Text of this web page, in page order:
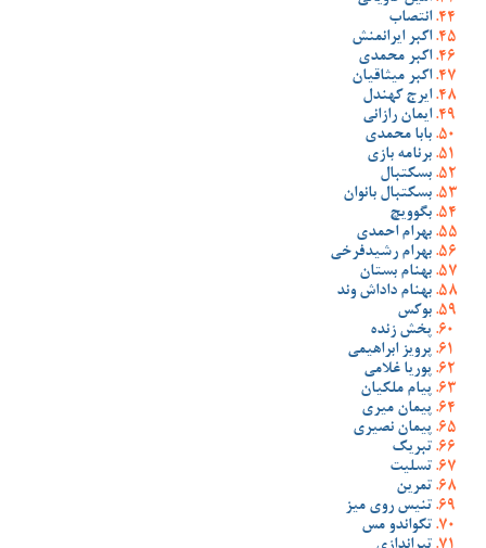
انتصاب
اکبر ایرانمنش
اکبر محمدی
اکبر میثاقیان
ایرج کهندل
ایمان رازانی
بابا محمدی
برنامه بازی
بسکتبال
بسکتبال بانوان
بگوویچ
بهرام احمدی
بهرام رشیدفرخی
بهنام بستان
بهنام داداش وند
بوکس
پخش زنده
پرویز ابراهیمی
پوریا غلامی
پیام ملکیان
پیمان میری
پیمان نصیری
تبریک
تسلیت
تمرین
تنیس روی میز
تکواندو مس